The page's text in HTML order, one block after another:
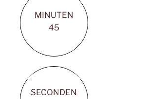
MINUTEN
45
SECONDEN